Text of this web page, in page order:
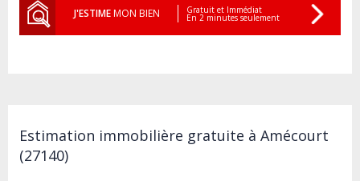
J'ESTIMEMON BIEN Gratuit et Immédiat
En 2 minutes seulement
Estimation immobilière gratuite à Amécourt
(27140)